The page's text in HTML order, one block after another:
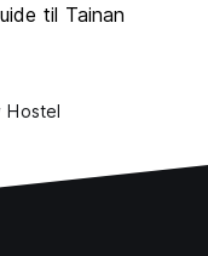
til Tainan
Hostel